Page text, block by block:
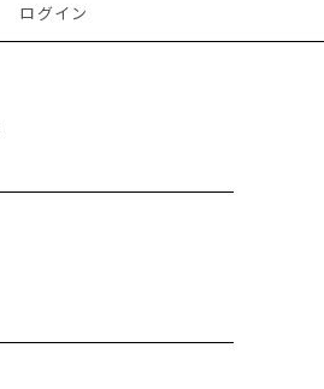
ログイン